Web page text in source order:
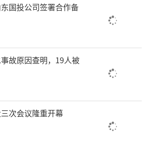
任务实施过半。截至目前，2
入选国务院第七批改革试点经
国自贸试验区“最佳实践案
省复制推广，制度创新成果数
自贸试验区前列。深化开发区
推动出台深化开发区管理制度
，加快构建“1+N”政策体系，
、外资增速均高于全省平均水
70%，列全国前100位的经开区
国投公司签署合作备
故原因查明，19人被
次会议隆重开幕